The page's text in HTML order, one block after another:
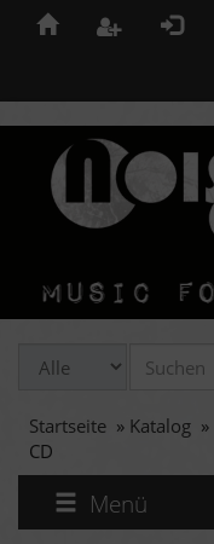
Startseite » Katalog »
CD
Menü